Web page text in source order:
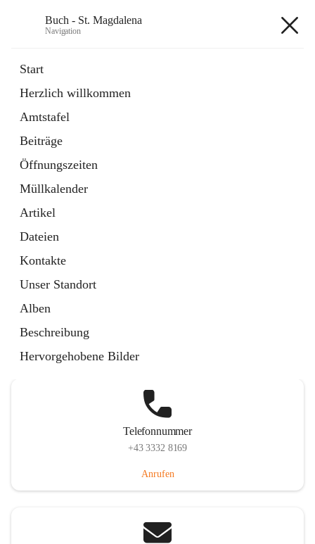
Buch - St. Magdalena
Navigation
Start
Herzlich willkommen
Amtstafel
Beiträge
Öffnungszeiten
Müllkalender
Artikel
Dateien
Kontakte
Unser Standort
Alben
Beschreibung
Hervorgehobene Bilder
11 Schnellzugriffe
Bürgerservice
10 Schnellzugriffe
Telefonnummer
+43 3332 8169
Anrufen